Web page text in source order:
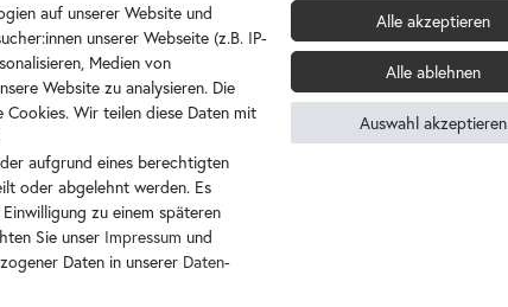
auf unserer Website und
unserer Webseite (z.B. IP-
Medien von
Website zu analysieren. Die
Wir teilen diese Daten mit
aufgrund eines berechtigten
oder abgelehnt werden. Es
zu einem späteren
Sie unser Impressum und
Daten in unserer Daten­
Alle akzeptieren
Alle ablehnen
Auswahl akzeptieren